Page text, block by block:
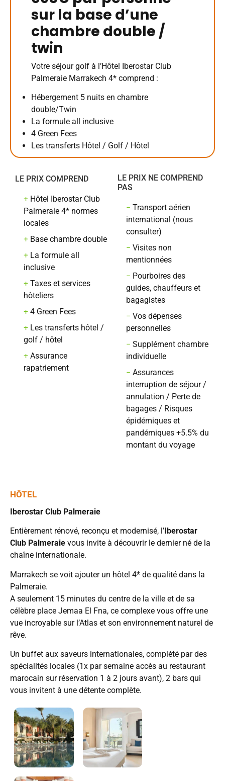
sur la base d’une
chambre double /
twin
Votre séjour golf à l’Hôtel Iberostar Club
Palmeraie Marrakech 4* comprend :
Hébergement 5 nuits en chambre
double/Twin
La formule all inclusive
4 Green Fees
Les transferts Hôtel / Golf / Hôtel
LE PRIX COMPREND
+ Hôtel Iberostar Club
Palmeraie 4* normes
locales
+ Base chambre double
+ La formule all
inclusive
+ Taxes et services
hôteliers
+ 4 Green Fees
+ Les transferts hôtel /
golf / hôtel
+ Assurance
rapatriement
LE PRIX NE COMPREND
PAS
−Transport aérien
international (nous
consulter)
−Visites non
mentionnées
− Pourboires des
guides, chauffeurs et
bagagistes
−Vos dépenses
personnelles
−Supplément chambre
individuelle
−Assurances
interruption de séjour /
annulation / Perte de
bagages / Risques
épidémiques et
pandémiques +5.5% du
montant du voyage
HÔTEL
Iberostar Club Palmeraie
Entièrement rénové, reconçu et modernisé, l’Iberostar
Club Palmeraievous invite à découvrir le dernier né de la
chaîne internationale.
Marrakech se voit ajouter un hôtel 4* de qualité dans la
Palmeraie.
A seulement 15 minutes du centre de la ville et de sa
célèbre place Jemaa El Fna, ce complexe vous offre une
vue incroyable sur l’Atlas et son environnement naturel de
rêve.
Un buffet aux saveurs internationales, complété par des
spécialités locales (1x par semaine accès au restaurant
marocain sur réservation 1 à 2 jours avant), 2 bars qui
vous invitent à une détente complète.